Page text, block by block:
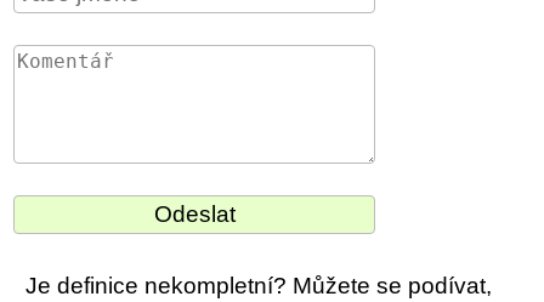
Je definice nekompletní? Můžete se podívat,